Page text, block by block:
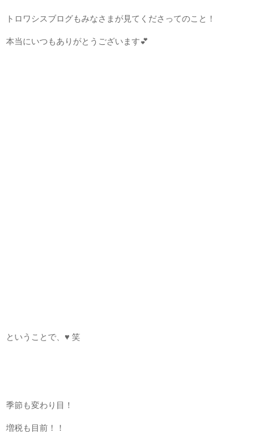
トロワシスブログもみなさまが見てくださってのこと！
本当にいつもありがとうございます💕
ということで、♥ 笑
季節も変わり目！
増税も目前！！